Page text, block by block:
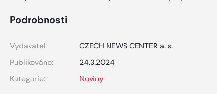
Podrobnosti
Vydavatel:
CZECH NEWS CENTER a. s.
Publikováno:
24.3.2024
Kategorie:
Noviny